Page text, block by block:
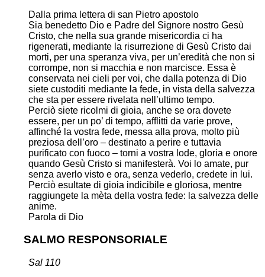
Dalla prima lettera di san Pietro apostolo
Sia benedetto Dio e Padre del Signore nostro Gesù
Cristo, che nella sua grande misericordia ci ha
rigenerati, mediante la risurrezione di Gesù Cristo dai
morti, per una speranza viva, per un’eredità che non si
corrompe, non si macchia e non marcisce. Essa è
conservata nei cieli per voi, che dalla potenza di Dio
siete custoditi mediante la fede, in vista della salvezza
che sta per essere rivelata nell’ultimo tempo.
Perciò siete ricolmi di gioia, anche se ora dovete
essere, per un po’ di tempo, afflitti da varie prove,
affinché la vostra fede, messa alla prova, molto più
preziosa dell’oro – destinato a perire e tuttavia
purificato con fuoco – torni a vostra lode, gloria e onore
quando Gesù Cristo si manifesterà. Voi lo amate, pur
senza averlo visto e ora, senza vederlo, credete in lui.
Perciò esultate di gioia indicibile e gloriosa, mentre
raggiungete la mèta della vostra fede: la salvezza delle
anime.
Parola di Dio
SALMO RESPONSORIALE
Sal 110